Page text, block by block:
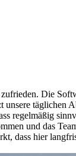
Die
unsere täglichen
regelmäßig
und das
dass hier